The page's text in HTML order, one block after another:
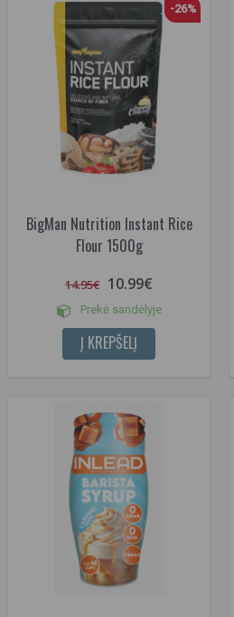
-26%
BigMan Nutrition Instant Rice
Flour 1500g
14.95€ 10.99€
Prekė sandėlyje
Į KREPŠELĮ